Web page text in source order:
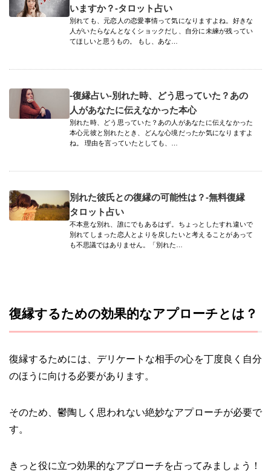
いますか？-タロット占い
別れても、元恋人の恋愛事情って気になりますよね。好きな
人がいたらなんとなくショックだし、自分に未練が残ってい
てほしいと思うもの。 もし、あな…
-復縁占い-別れた時、どう思っていた？あの
人があなたに伝えなかった本心
別れた時、どう思っていた？あの人があなたに伝えなかった
本心元彼と別れたとき、どんな心境だったか気になりますよ
ね。 理由を言っていたとしても、…
別れた彼氏との復縁の可能性は？-無料復縁
タロット占い
不本意な別れ、誰にでもあるはず。ちょっとしたすれ違いで
別れてしまった恋人とよりを戻したいと考えることがあって
も不思議ではありません。「別れた…
復縁するための効果的なアプローチとは？
復縁するためには、デリケートな相手の心を丁度良く自分
のほうに向ける必要があります。
そのため、鬱陶しく思われない絶妙なアプローチが必要で
す。
きっと役に立つ効果的なアプローチを占ってみましょう！